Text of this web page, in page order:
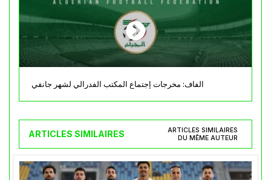
الفاف: مخرجات إجتماع المكتب الفدرالي لشهر جانفي
ARTICLES SIMILAIRES
ARTICLES SIMILAIRES
DU MÊME AUTEUR